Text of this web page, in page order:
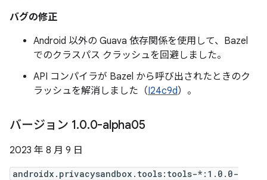
バグの修正
Android 以外の Guava 依存関係を使用して、Bazel
でのクラスパス クラッシュを回避しました。
API コンパイラが Bazel から呼び出されたときのク
ラッシュを解消しました（I24c9d）。
バージョン 1.0.0-alpha05
2023 年 8 月 9 日
androidx.privacysandbox.tools:tools-*:1.0.0-